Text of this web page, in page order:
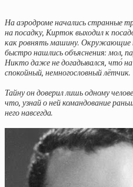
На аэродроме начались странные
на посадку, Кирток выходил к
как ровнять машину. Окружающие
быстро нашлись объяснения: мол,
Никто даже не догадывался, что́
спокойный, немногословный лётчик.
Тайну он доверил лишь одному
что, узнай о ней командование
него навсегда.